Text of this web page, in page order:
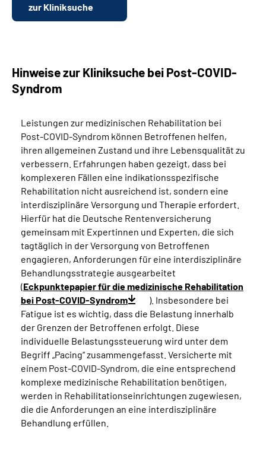
zur Kliniksuche
Hinweise zur Kliniksuche bei Post-COVID-
Syndrom
Leistungen zur medizinischen Rehabilitation bei
Post-COVID-Syndrom können Betroffenen helfen,
ihren allgemeinen Zustand und ihre Lebensqualität zu
verbessern. Erfahrungen haben gezeigt, dass bei
komplexeren Fällen eine indikationsspezifische
Rehabilitation nicht ausreichend ist, sondern eine
interdisziplinäre Versorgung und Therapie erfordert.
Hierfür hat die Deutsche Rentenversicherung
gemeinsam mit Expertinnen und Experten, die sich
tagtäglich in der Versorgung von Betroffenen
engagieren, Anforderungen für eine interdisziplinäre
Behandlungsstrategie ausgearbeitet
(Eckpunktepapier für die medizinische Rehabilitation
bei Post-COVID-Syndrom
). Insbesondere bei
Fatigue ist es wichtig, dass die Belastung innerhalb
der Grenzen der Betroffenen erfolgt. Diese
individuelle Belastungssteuerung wird unter dem
Begriff „Pacing“ zusammengefasst. Versicherte mit
einem Post-COVID-Syndrom, die eine entsprechend
komplexe medizinische Rehabilitation benötigen,
werden in Rehabilitationseinrichtungen zugewiesen,
die die Anforderungen an eine interdisziplinäre
Behandlung erfüllen.